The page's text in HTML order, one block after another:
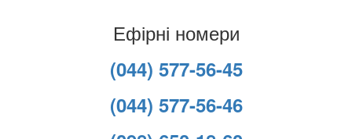
Ефірні номери
(044) 577-56-45
(044) 577-56-46